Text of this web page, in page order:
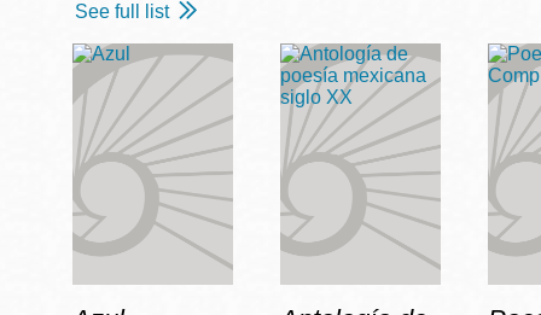
See full list